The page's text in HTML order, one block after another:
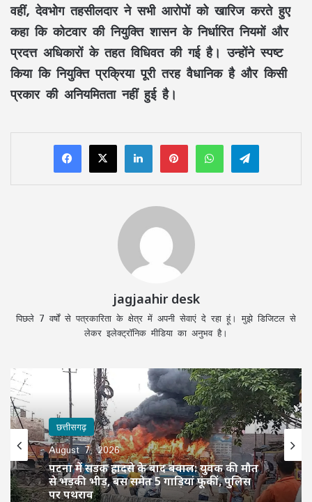
वहीं, देवभोग तहसीलदार ने सभी आरोपों को खारिज करते हुए
कहा कि कोटवार की नियुक्ति शासन के निर्धारित नियमों और
प्रदत्त अधिकारों के तहत विधिवत की गई है। उन्होंने स्पष्ट
किया कि नियुक्ति प्रक्रिया पूरी तरह वैधानिक है और किसी
प्रकार की अनियमितता नहीं हुई है।
LinkedInPinterestWhatsAppTelegram
jagjaahir desk
पिछले 7 वर्षों से पत्रकारिता के क्षेत्र में अपनी सेवाएं दे रहा हूं। मुझे डिजिटल से
लेकर इलेक्ट्रॉनिक मीडिया का अनुभव है।
छत्तीसगढ़
August 7, 2026
पटना में सड़क हादसे के बाद बवाल: युवक की मौत
से भड़की भीड़, बस समेत 5 गाड़ियां फूंकीं, पुलिस
पर पथराव